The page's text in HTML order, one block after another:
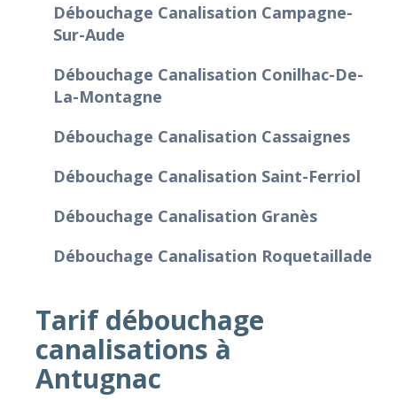
Débouchage Canalisation Campagne-
Sur-Aude
Débouchage Canalisation Conilhac-De-
La-Montagne
Débouchage Canalisation Cassaignes
Débouchage Canalisation Saint-Ferriol
Débouchage Canalisation Granès
Débouchage Canalisation Roquetaillade
Tarif débouchage
canalisations à
Antugnac